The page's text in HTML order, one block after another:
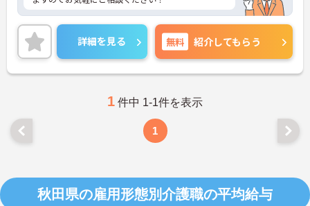
詳細を見る 無料 紹介してもらう
1 件中 1-1件を表示
1
秋田県の雇用形態別介護職の平均給与